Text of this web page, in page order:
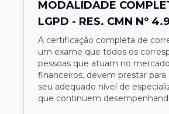
MODALIDADE
LGPD - RES. CMN Nº
A certificação completa de
um exame que todos os
pessoas que atuam no
financeiros, devem prestar
seu adequado nível de
que continuem